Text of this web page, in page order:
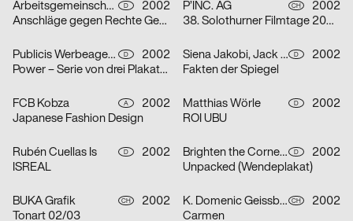
Arbeitsgemeinschaft für visuelle und verbale Kommunikation Uwe Loesch D
2002
Anschläge gegen Rechte Gewalt
P’INC. AG CH
2002
38. Solothurner Filmtage 2003 – Serie von zwei Plakaten
Publicis Werbeagentur GmbH D
2002
Power – Serie von drei Plakaten
Siena Jakobi, Jack Kraska, Niels Verhaag D
2002
Fakten der Spiegel
FCB Kobza A
2002
Japanese Fashion Design
Matthias Wörle D
2002
ROI UBU
Rubén Cuellas Is D
2002
ISREAL
Brighten the Corners Studio for Design D
2002
Unpacked (Wendeplakat)
BUKA Grafik CH
2002
Tonart 02/03
K. Domenic Geissbühler CH
2002
Carmen